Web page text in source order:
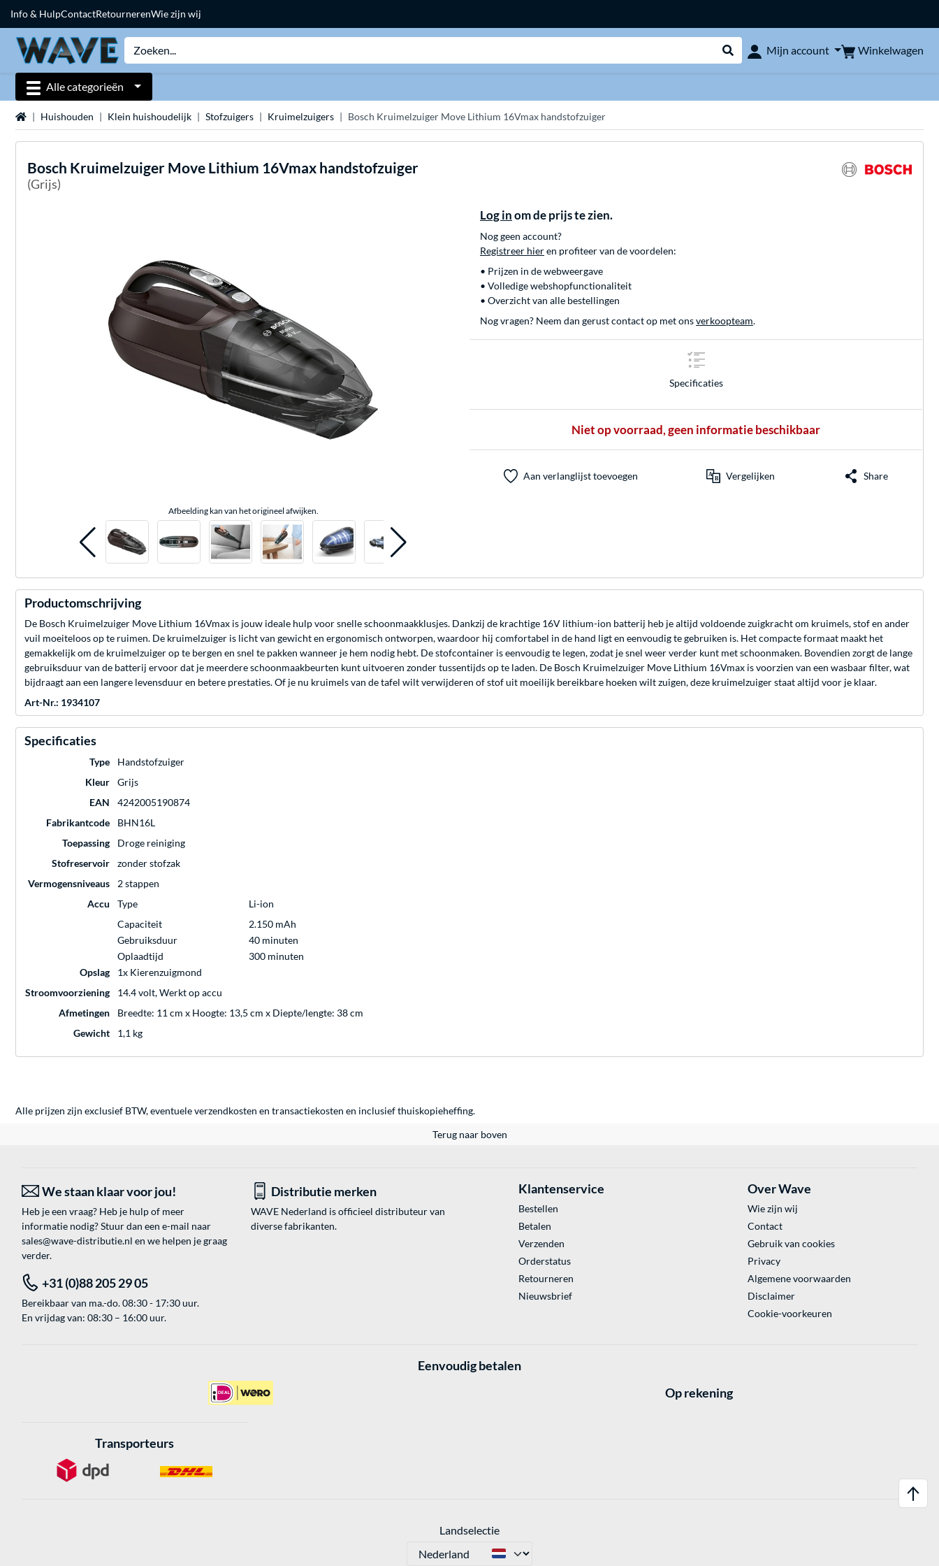
Info & HulpContactRetournerenWie zijn wij
Webshop doorzoeken
Mijn account Winkelwagen
Alle categorieën
Home Huishouden Klein huishoudelijk Stofzuigers Kruimelzuigers Bosch Kruimelzuiger Move Lithium 16Vmax handstofzuiger
Bosch Kruimelzuiger Move Lithium 16Vmax handstofzuiger
(Grijs)
Afbeelding kan van het origineel afwijken.
Log in om de prijs te zien.
Nog geen account?
Registreer hieren profiteer van de voordelen:
• Prijzen in de webweergave
• Volledige webshopfunctionaliteit
• Overzicht van alle bestellingen
Nog vragen? Neem dan gerust contact op met onsverkoopteam.
Specificaties
Niet op voorraad, geen informatie beschikbaar
Aan verlanglijst toevoegen Vergelijken Share
Productomschrijving
De Bosch Kruimelzuiger Move Lithium 16Vmax is jouw ideale hulp voor snelle schoonmaakklusjes. Dankzij de krachtige 16V lithium-ion batterij heb je altijd voldoende zuigkracht om kruimels, stof en ander
vuil moeiteloos op te ruimen. De kruimelzuiger is licht van gewicht en ergonomisch ontworpen, waardoor hij comfortabel in de hand ligt en eenvoudig te gebruiken is. Het compacte formaat maakt het
gemakkelijk om de kruimelzuiger op te bergen en snel te pakken wanneer je hem nodig hebt. De stofcontainer is eenvoudig te legen, zodat je snel weer verder kunt met schoonmaken. Bovendien zorgt de lange
gebruiksduur van de batterij ervoor dat je meerdere schoonmaakbeurten kunt uitvoeren zonder tussentijds op te laden. De Bosch Kruimelzuiger Move Lithium 16Vmax is voorzien van een wasbaar filter, wat
bijdraagt aan een langere levensduur en betere prestaties. Of je nu kruimels van de tafel wilt verwijderen of stof uit moeilijk bereikbare hoeken wilt zuigen, deze kruimelzuiger staat altijd voor je klaar.
Art-Nr.: 1934107
Specificaties
Type
Handstofzuiger
Kleur
Grijs
EAN
4242005190874
Fabrikantcode
BHN16L
Toepassing
Droge reiniging
Stofreservoir
zonder stofzak
Vermogensniveaus
2 stappen
Accu
Type
Li-ion
Capaciteit
2.150 mAh
Gebruiksduur
40 minuten
Oplaadtijd
300 minuten
Opslag
1x Kierenzuigmond
Stroomvoorziening
14.4 volt, Werkt op accu
Afmetingen
Breedte: 11 cm x Hoogte: 13,5 cm x Diepte/lengte: 38 cm
Gewicht
1,1 kg
Alle prijzen zijn exclusief BTW, eventuele verzendkosten en transactiekosten en inclusief thuiskopieheffing.
Terug naar boven
We staan klaar voor jou!
Heb je een vraag? Heb je hulp of meer
informatie nodig? Stuur dan een e-mail naar
sales@wave-distributie.nl en we helpen je graag
verder.
Distributie merken
WAVE Nederland is officieel distributeur van
diverse fabrikanten.
+31 (0)88 205 29 05
Bereikbaar van ma.-do. 08:30 - 17:30 uur.
En vrijdag van: 08:30 – 16:00 uur.
Klantenservice
Bestellen
Betalen
Verzenden
Orderstatus
Retourneren
Nieuwsbrief
Over Wave
Wie zijn wij
Contact
Gebruik van cookies
Privacy
Algemene voorwaarden
Disclaimer
Cookie-voorkeuren
Eenvoudig betalen
Op rekening
Transporteurs
Landselectie